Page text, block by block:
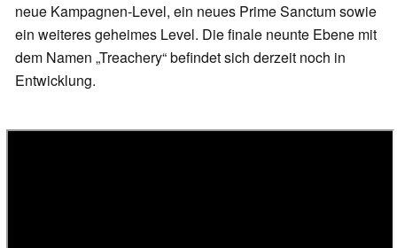
neue Kampagnen-Level, ein neues Prime Sanctum sowie
ein weiteres geheimes Level. Die finale neunte Ebene mit
dem Namen „Treachery“ befindet sich derzeit noch in
Entwicklung.